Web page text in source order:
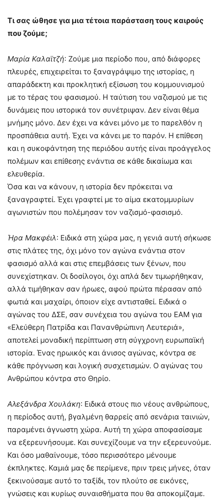
Τι σας ώθησε για μια τέτοια παράσταση τους καιρούς
που ζούμε;
Μαρία Καλαϊτζή: Ζούμε μια περίοδο που, από διάφορες
πλευρές, επιχειρείται το ξαναγράψιμο της ιστορίας, η
απαράδεκτη και προκλητική εξίσωση του κομμουνισμού
με το τέρας του φασισμού. Η ταύτιση του ναζισμού με τις
δυνάμεις που ιστορικά τον συνέτριψαν. Δεν είναι θέμα
μνήμης μόνο. Δεν έχει να κάνει μόνο με το παρελθόν η
προσπάθεια αυτή. Έχει να κάνει με το παρόν. Η επίθεση
και η συκοφάντηση της περιόδου αυτής είναι προάγγελος
πολέμων και επίθεσης ενάντια σε κάθε δικαίωμα και
ελευθερία.
Όσα και να κάνουν, η ιστορία δεν πρόκειται να
ξαναγραφτεί. Έχει γραφτεί με το αίμα εκατομμυρίων
αγωνιστών που πολέμησαν τον ναζισμό-φασισμό.
Ήρα Μακφέιλ: Ειδικά στη χώρα μας, η γενιά αυτή σήκωσε
στις πλάτες της, όχι μόνο τον αγώνα ενάντια στον
φασισμό αλλά και στις επεμβάσεις των ξένων, που
συνεχίστηκαν. Οι δοσίλογοι, όχι απλά δεν τιμωρήθηκαν,
αλλά τιμήθηκαν σαν ήρωες, αφού πρώτα πέρασαν από
φωτιά και μαχαίρι, όποιον είχε αντισταθεί. Ειδικά ο
αγώνας του ΔΣΕ, σαν συνέχεια του αγώνα του ΕΑΜ για
«Ελεύθερη Πατρίδα και Πανανθρώπινη Λευτεριά»,
αποτελεί μοναδική περίπτωση στη σύγχρονη ευρωπαϊκή
ιστορία. Ένας ηρωικός και άνισος αγώνας, κόντρα σε
κάθε πρόγνωση και λογική συσχετισμών. Ο αγώνας του
Ανθρώπου κόντρα στο Θηρίο.
Αλεξάνδρα Χουλάκη: Ειδικά στους πιο νέους ανθρώπους,
η περίοδος αυτή, βγαλμένη θαρρείς από σενάρια ταινιών,
παραμένει άγνωστη χώρα. Αυτή τη χώρα αποφασίσαμε
να εξερευνήσουμε. Και συνεχίζουμε να την εξερευνούμε.
Και όσο μαθαίνουμε, τόσο περισσότερο μένουμε
έκπληκτες. Καμιά μας δε περίμενε, πριν τρεις μήνες, όταν
ξεκινούσαμε αυτό το ταξίδι, τον πλούτο σε εικόνες,
γνώσεις και κυρίως συναισθήματα που θα αποκομίζαμε.